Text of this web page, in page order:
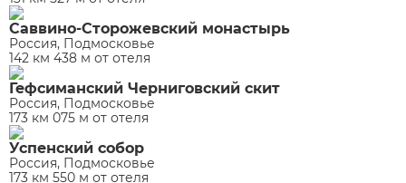
Саввино-Сторожевский монастырь
Россия, Подмосковье
142 км 438 м от отеля
Гефсиманский Черниговский скит
Россия, Подмосковье
173 км 075 м от отеля
Успенский собор
Россия, Подмосковье
173 км 550 м от отеля